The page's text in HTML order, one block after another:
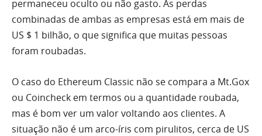
permaneceu oculto ou não gasto. As perdas
combinadas de ambas as empresas está em mais de
US $ 1 bilhão, o que significa que muitas pessoas
foram roubadas.
O caso do Ethereum Classic não se compara a Mt.Gox
ou Coincheck em termos ou a quantidade roubada,
mas é bom ver um valor voltando aos clientes. A
situação não é um arco-íris com pirulitos, cerca de US